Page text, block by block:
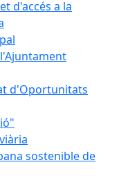
d'accés a la
d'Oportunitats
sostenible de